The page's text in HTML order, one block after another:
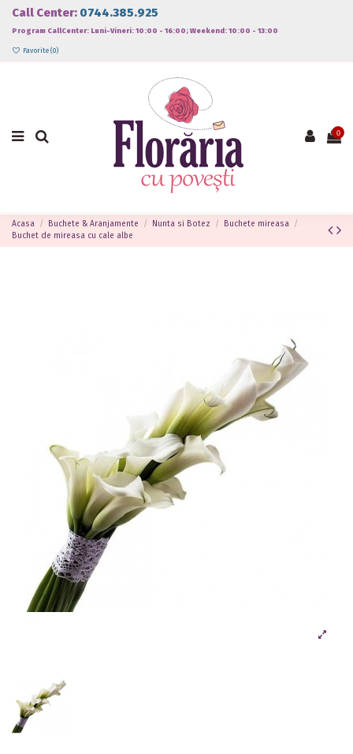
Call Center: 0744.385.925
Program CallCenter: Luni-Vineri: 10:00 - 16:00; Weekend: 10:00 - 13:00
Favorite (0)
0
Acasa Buchete & Aranjamente Nunta si Botez
Buchete mireasa
Buchet de mireasa cu cale albe